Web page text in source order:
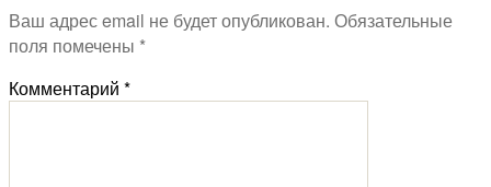
Ваш адрес email не будет опубликован. Обязательные
поля помечены *
Комментарий *